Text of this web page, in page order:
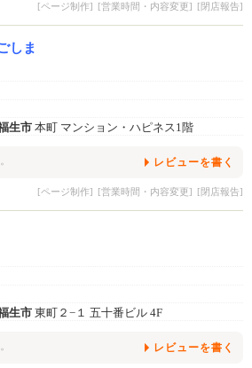
[ページ制作] [営業時間・内容変更] [閉店報告]
しま
生市 本町 マンション・ハピネス1階
レビューを書く
[ページ制作] [営業時間・内容変更] [閉店報告]
生市 東町２−１ 五十番ビル 4F
レビューを書く